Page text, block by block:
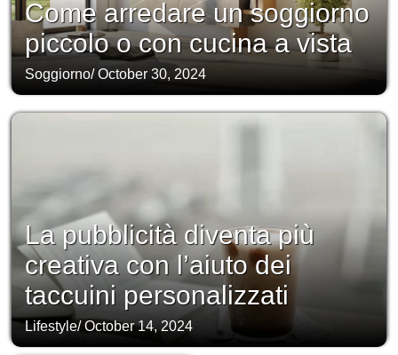
Come arredare un soggiorno
piccolo o con cucina a vista
Soggiorno/October 30, 2024
La pubblicità diventa più
creativa con l’aiuto dei
taccuini personalizzati
Lifestyle/October 14, 2024